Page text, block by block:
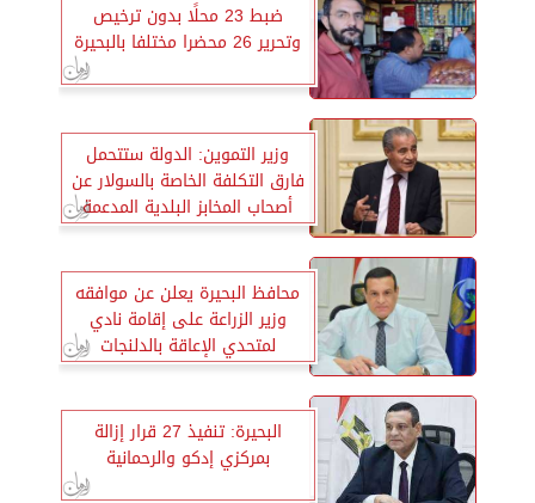
ضبط 23 محلًا بدون ترخيص
وتحرير 26 محضرا مختلفا بالبحيرة
وزير التموين: الدولة ستتحمل
فارق التكلفة الخاصة بالسولار عن
أصحاب المخابز البلدية المدعمة
محافظ البحيرة يعلن عن موافقه
وزير الزراعة على إقامة نادي
لمتحدي الإعاقة بالدلنجات
البحيرة: تنفيذ 27 قرار إزالة
بمركزي إدكو والرحمانية